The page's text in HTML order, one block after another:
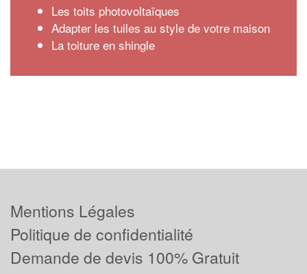
Les toits photovoltaïques
Adapter les tuiles au style de votre maison
La toiture en shingle
Mentions Légales
Politique de confidentialité
Demande de devis 100% Gratuit